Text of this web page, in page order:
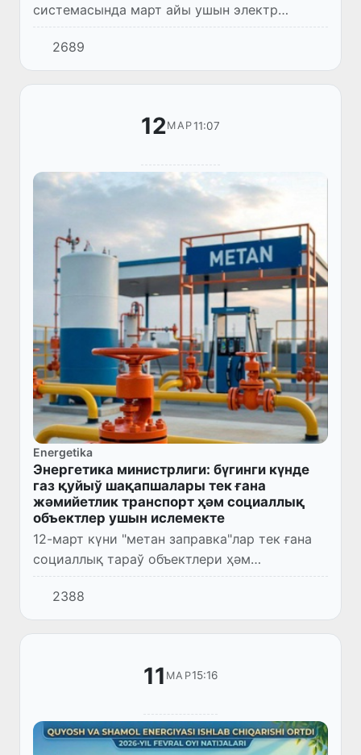
системасында март айы ушын электр
энергиясынан пайдаланыў бойынша жаңа
рекорд орнатылды.
2689
12МАР11:07
Energetika
Энергетика министрлиги: бүгинги күнде
газ қуйыў шақапшалары тек ғана
жәмийетлик транспорт ҳәм социаллық
объектлер ушын ислемекте
12-март күни "метан заправка"лар тек ғана
социаллық тараў объектлери ҳәм
жәмийетлик транспортларға хызмет
көрсетеди.
2388
11 МАР15:16